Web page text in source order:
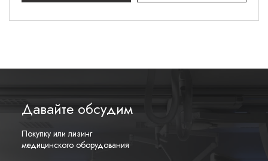
Давайте обсудим
Покупку или лизинг
медицинского оборудования